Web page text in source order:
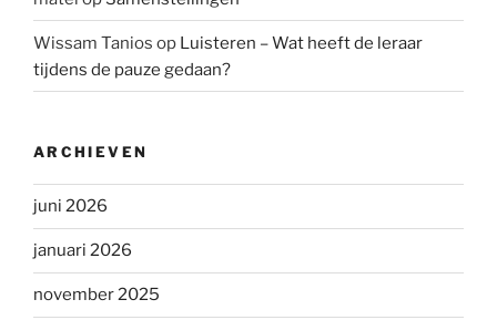
Wissam Tanios op Luisteren – Wat heeft de leraar
tijdens de pauze gedaan?
ARCHIEVEN
juni 2026
januari 2026
november 2025